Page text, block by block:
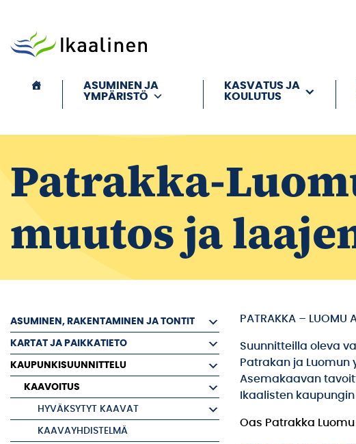
ASUMINEN JA
YMPÄRISTÖ
KASVATUS JA
KOULUTUS
Patrakka-
muutos ja
ASUMINEN, RAKENTAMINEN JA TONTIT
KARTAT JA PAIKKATIETO
KAUPUNKISUUNNITTELU
KAAVOITUS
HYVÄKSYTYT KAAVAT
KAAVAYHDISTELMÄ
PATRAKKA – LUOMU
Suunnitteilla oleva
Patrakan ja
Asemakaavan
Ikaalisten
Oas Patrakka